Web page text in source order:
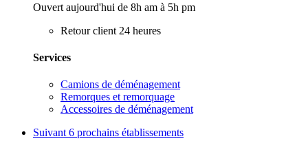
Ouvert aujourd'hui de 8h am à 5h pm
Retour client 24 heures
Services
Camions de déménagement
Remorques et remorquage
Accessoires de déménagement
Suivant 6 prochains établissements